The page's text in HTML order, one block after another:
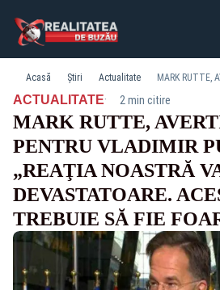
Acasă Știri Actualitate
ACTUALITATE· 2 min citire
MARK RUTTE,
PENTRU VLADIMIR
„REAŢIA NOASTRĂ
DEVASTATOARE.
TREBUIE SĂ FIE